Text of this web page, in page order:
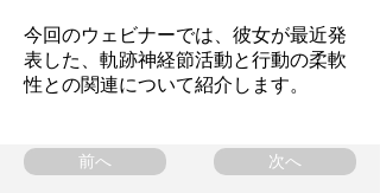
今回のウェビナーでは、彼女が最近発
表した、軌跡神経節活動と行動の柔軟
性との関連について紹介します。
前へ 次へ